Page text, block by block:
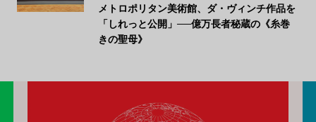
メトロポリタン美術館、ダ・ヴィンチ作品を
「しれっと公開」──億万長者秘蔵の《糸巻
きの聖母》